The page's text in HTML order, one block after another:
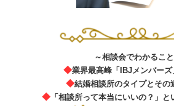
～相談会でわかるこ
◆業界最高峰「IBJメンバー
◆結婚相談所のタイプとその
◆「相談所って本当にいいの？」と